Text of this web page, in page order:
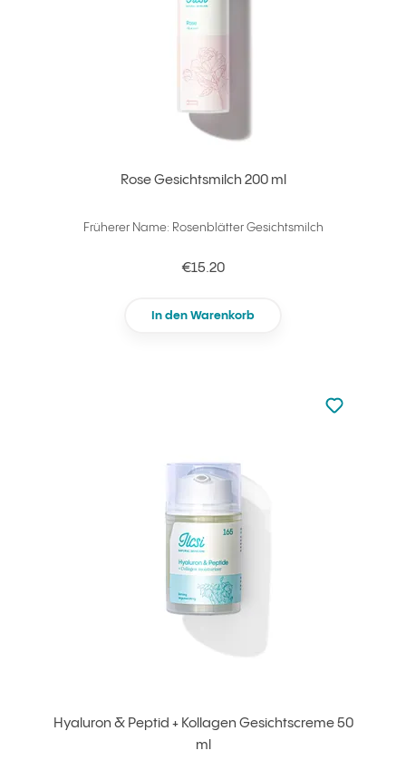
Rose Gesichtsmilch 200 ml
Früherer Name: Rosenblätter Gesichtsmilch
€15.20
In den Warenkorb
Hyaluron & Peptid + Kollagen Gesichtscreme 50
ml
zu den
zu Ihren